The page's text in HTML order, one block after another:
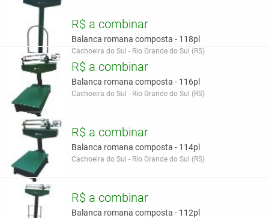
R$ a combinar
Balanca romana composta - 118pl
Cachoeira do Sul - Rio Grande do Sul (RS)
R$ a combinar
Balanca romana composta - 116pl
Cachoeira do Sul - Rio Grande do Sul (RS)
R$ a combinar
Balanca romana composta - 114pl
Cachoeira do Sul - Rio Grande do Sul (RS)
R$ a combinar
Balanca romana composta - 112pl